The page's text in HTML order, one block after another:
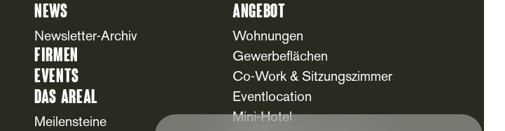
News
Newsletter-Archiv
Firmen
Events
Das Areal
Meilensteine
Angebot
Wohnungen
Gewerbeflächen
Co-Work & Sitzungszimmer
Eventlocation
Mini-Hotel